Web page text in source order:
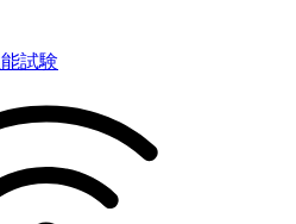
試験